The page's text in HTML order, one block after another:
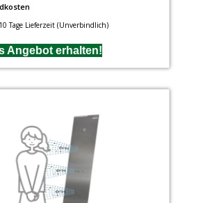
Tage Lieferzeit (Unverbindlich)
Angebot erhalten!